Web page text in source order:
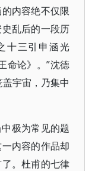
内容绝不仅限
乱后的一段历
十三引申涵光
命论》。”沈德
宇宙，乃集中
极为常见的题
内容的作品却
。杜甫的七律